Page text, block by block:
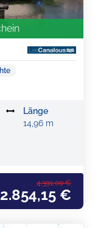
Länge
14,96 m
4.391,00 €
2.854,15 €